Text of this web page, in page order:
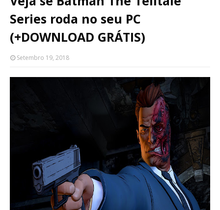
Series roda no seu PC
(+DOWNLOAD GRÁTIS)
Setembro 19, 2018